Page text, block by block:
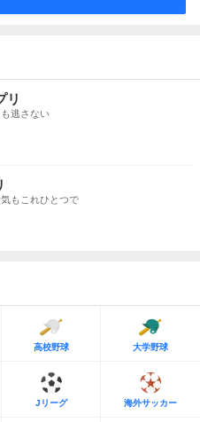
リ
逃さない
もこれひとつで
高校野球 大学野球
Jリーグ 海外サッカー